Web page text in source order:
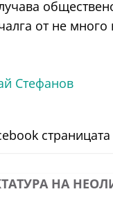
от не много
Стефанов
НА